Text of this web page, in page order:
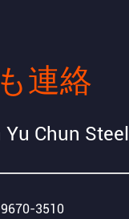
連絡
Chun
3510